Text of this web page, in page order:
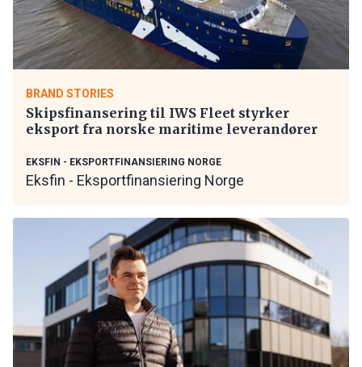
BRAND STORIES
Skipsfinansering til IWS Fleet styrker
eksport fra norske maritime leverandører
EKSFIN - EKSPORTFINANSIERING NORGE
Eksfin - Eksportfinansiering Norge